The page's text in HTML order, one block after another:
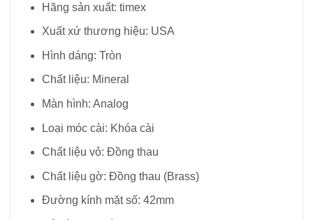
Hãng sản xuất: timex
Xuất xứ thương hiệu: USA
Hình dáng: Tròn
Chất liệu: Mineral
Màn hình: Analog
Loại móc cài: Khóa cài
Chất liệu vỏ: Đồng thau
Chất liệu gờ: Đồng thau (Brass)
Đường kính mặt số: 42mm